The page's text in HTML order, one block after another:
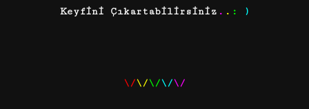
Keyfini Çıkartabilirsiniz . . : )
\/\/\/\/\/